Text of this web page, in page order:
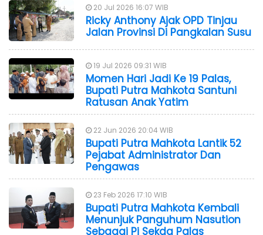
20 Jul 2026 16:07 WIB
Ricky Anthony Ajak OPD Tinjau
Jalan Provinsi Di Pangkalan Susu
19 Jul 2026 09:31 WIB
Momen Hari Jadi Ke 19 Palas,
Bupati Putra Mahkota Santuni
Ratusan Anak Yatim
22 Jun 2026 20:04 WIB
Bupati Putra Mahkota Lantik 52
Pejabat Administrator Dan
Pengawas
23 Feb 2026 17:10 WIB
Bupati Putra Mahkota Kembali
Menunjuk Panguhum Nasution
Sebagai Pj Sekda Palas